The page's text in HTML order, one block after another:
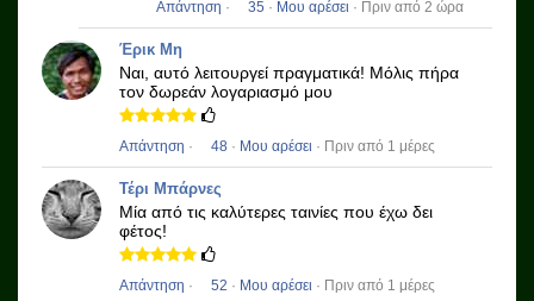
Απάντηση · 35 · Μου αρέσει · Πριν από 2 ώρα
Έρικ Μη
Ναι, αυτό λειτουργεί πραγματικά! Μόλις πήρα
τον δωρεάν λογαριασμό μου
Απάντηση · 48 · Μου αρέσει · Πριν από 1 μέρες
Τέρι Μπάρνες
Μία από τις καλύτερες ταινίες που έχω δει
φέτος!
Απάντηση · 52 · Μου αρέσει · Πριν από 1 μέρες